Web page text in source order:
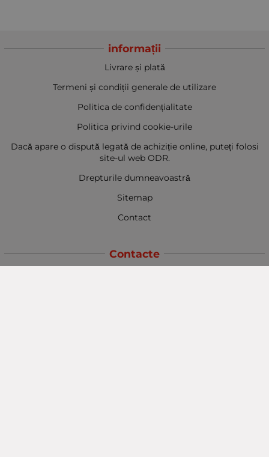
informații
Livrare și plată
Termeni și condiții generale de utilizare
Politica de confidențialitate
Politica privind cookie-urile
Dacă apare o dispută legată de achiziție online, puteți folosi
site-ul web ODR.
Drepturile dumneavoastră
Sitemap
Contact
Contacte